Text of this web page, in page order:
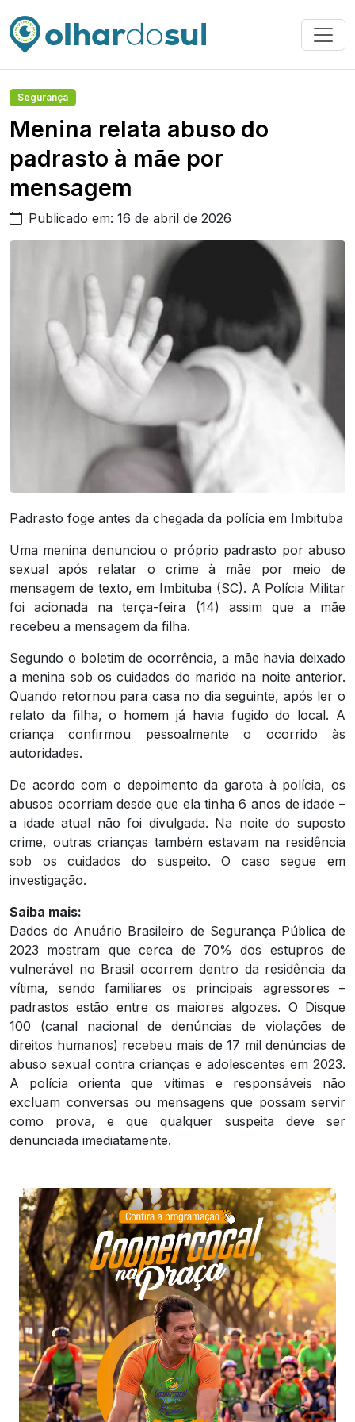
Segurança
Menina relata abuso do
padrasto à mãe por
mensagem
Publicado em: 16 de abril de 2026
Padrasto foge antes da chegada da polícia em Imbituba
Uma menina denunciou o próprio padrasto por abuso
sexual após relatar o crime à mãe por meio de
mensagem de texto, em Imbituba (SC). A Polícia Militar
foi acionada na terça-feira (14) assim que a mãe
recebeu a mensagem da filha.
Segundo o boletim de ocorrência, a mãe havia deixado
a menina sob os cuidados do marido na noite anterior.
Quando retornou para casa no dia seguinte, após ler o
relato da filha, o homem já havia fugido do local. A
criança confirmou pessoalmente o ocorrido às
autoridades.
De acordo com o depoimento da garota à polícia, os
abusos ocorriam desde que ela tinha 6 anos de idade –
a idade atual não foi divulgada. Na noite do suposto
crime, outras crianças também estavam na residência
sob os cuidados do suspeito. O caso segue em
investigação.
Saiba mais:
Dados do Anuário Brasileiro de Segurança Pública de
2023 mostram que cerca de 70% dos estupros de
vulnerável no Brasil ocorrem dentro da residência da
vítima, sendo familiares os principais agressores –
padrastos estão entre os maiores algozes. O Disque
100 (canal nacional de denúncias de violações de
direitos humanos) recebeu mais de 17 mil denúncias de
abuso sexual contra crianças e adolescentes em 2023.
A polícia orienta que vítimas e responsáveis não
excluam conversas ou mensagens que possam servir
como prova, e que qualquer suspeita deve ser
denunciada imediatamente.